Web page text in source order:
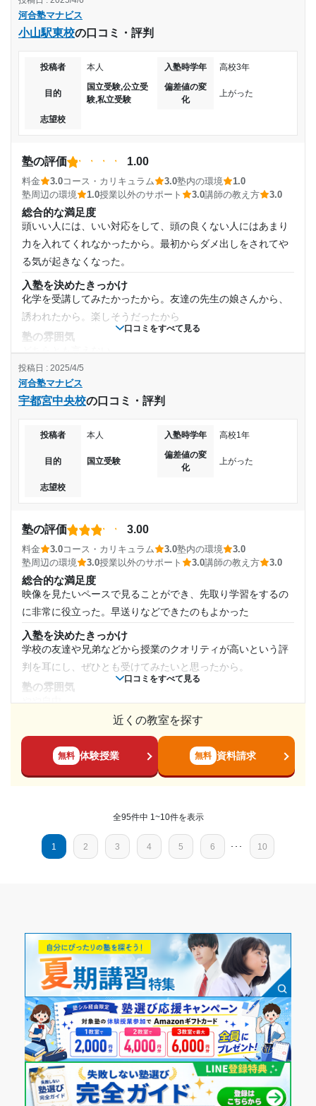
ともできた。
河合塾マナビス 関校舎の口コミをもっと見る
通年
通塾頻度
週3日
1日あたりの授業時間
1時間未満
月額料金
20,001円〜30,000円
目的の達成度
目的の達成理由
目標としてた大学には届かなかったものの悔いのない結
第二志望校：合格
第三志望校：合格
河合塾マナビス 宇都宮中央校の口コミをもっと見る
夏期講習など色々あって年末も集中講義などがあり色々参加
することが出来た。自分に合ったものが見つけられてよかっ
た。
とてもわかりやすかったが、わかんない子に対する対応が完
璧ではなく、次に次に進んでしまうイメージがあった。
階段が大変だった。少し汚い部分も目立ったが、勉強する分
塾周辺の環境
近くにコンビニと大きな駅があり、抜け出して買い物をする
ことができたのが良かった。高校から近いため帰りやすいと
ころも良かった。
授業以外のサポート
(相談・面談、家庭学習のサポート、授業以外のコミュニケーション等)
面談は少しアツが強く言いたいことを言えない状況も多くあ
った。チューターさんたちは優しく質問も聞きやすかった。
利用詳細
通塾期間
入塾時の学年
高校1年
受講コース
1日あたりの授業時間
1時間～2時間未満
月額料金
20,001円〜30,000円
達成
目的の達成理由
学生活ライフを送ることが出来ている
志望校と合格状況
口コミをすべて見る
河合塾マナビス
小山駅東校の口コミ・評判
投稿者 本人 入塾時学年 高校3年
目的
国立受験,公立受
験,私立受験
偏差値の変
化
上がった
志望校
塾の評価 1.00
料金 3.0コース・カリキュラム 3.0塾内の環境
1.0
塾周辺の環境
1.0授業以外のサポート 3.0講師の教え方 3.0
総合的な満足度
頭いい人には、いい対応をして、頭の良くない人にはあまり
力を入れてくれなかったから。最初からダメ出しをされてや
る気が起きなくなった。
入塾を決めたきっかけ
化学を受講してみたかったから。友達の先生の娘さんから、
誘われたから。楽しそうだったから
塾の雰囲気
料金
親があまり言ってこなかったから。とても、リーズナブルな
もので安いのに、しっかりと先生たちが対応してくれたか
コース・カリキュラム
めっちゃ良くなったわけではないから。偏差値が爆上がりし
たわけではないから。映像授業だと、寝てしまうことがあっ
たから。
あまり良くないから。頭良くないには、あまりいい対応、力
塾内の環境
もっと綺麗にして欲しい。窓とか、蜘蛛の巣が多くありモチ
ベーションが上がらなかった時があるから
塾周辺の環境
あって、少し勉強のリズムが整わなかった時があるから。
授業以外のサポート
(相談・面談、家庭学習のサポート、授業以外のコミュニケーション等)
質問対応をしてくれたから。楽しく教えてくれて、自分の身
通塾期間
2023年8月〜2025年3月(1年8ヶ月)
高校3年
通塾頻度
週3日
1日あたりの授業時間
2時間～3時間未満
月額料金
〜10,000円
口コミをすべて見る
河合塾マナビス
宇都宮中央校の口コミ・評判
投稿日 : 2025/4/5
投稿者 本人 入塾時学年 高校1年
目的 国立受験
偏差値の変
化
上がった
志望校
塾の評価 3.00
料金 3.0コース・カリキュラム 3.0塾内の環境
3.0
塾周辺の環境
3.0授業以外のサポート 3.0講師の教え方 3.0
総合的な満足度
映像を見たいペースで見ることができ、先取り学習をするの
に非常に役立った。早送りなどできたのもよかった
入塾を決めたきっかけ
学校の友達や兄弟などから授業のクオリティが高いという評
判を耳にし、ぜひとも受けてみたいと思ったから。
塾の雰囲気
決して安くないが、駿台などに比べたら安く、テキストや授
業の質も引けを取らないので悪くないと思う。
コース・カリキュラム
生徒のつまづきやすいところを把握しており、その点を重点
的に解説していただけるのが助かった
周りも大学に合格するために熱心に勉強する人が多く、良い
刺激になったと思っている。
授業以外のサポート
(相談・面談、家庭学習のサポート、授業以外のコミュニケーション等)
志望校についての情報をしっかりと教えていただいたので対
策をスムーズに行うことが出来た
利用詳細
通塾期間
2021年4月〜2023年3月(2年)
近くの教室を探す
無料 体験授業 無料 資料請求
全95件中 1~10件を表示
1 2 3 4 5 6 ･･･ 10